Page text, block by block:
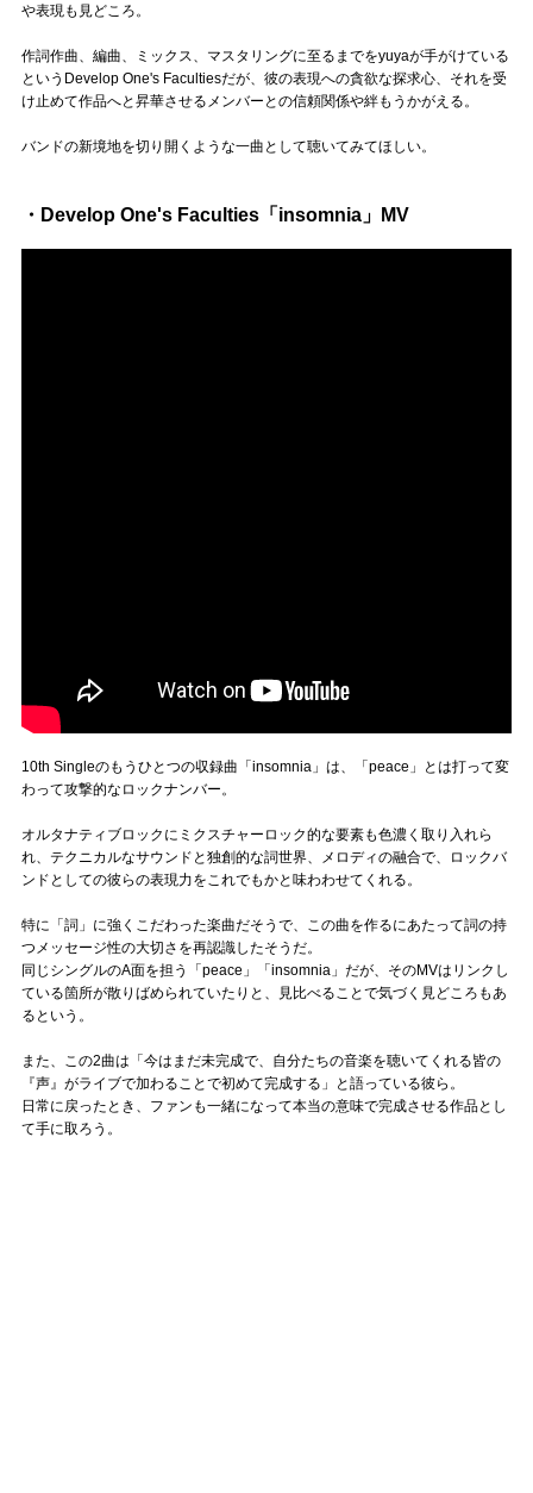
や表現も見どころ。
作詞作曲、編曲、ミックス、マスタリングに至るまでをyuyaが手がけている
というDevelop One's Facultiesだが、彼の表現への貪欲な探求心、それを受
け止めて作品へと昇華させるメンバーとの信頼関係や絆もうかがえる。
バンドの新境地を切り開くような一曲として聴いてみてほしい。
・Develop One's Faculties「insomnia」MV
10th Singleのもうひとつの収録曲「insomnia」は、「peace」とは打って変
わって攻撃的なロックナンバー。
オルタナティブロックにミクスチャーロック的な要素も色濃く取り入れら
れ、テクニカルなサウンドと独創的な詞世界、メロディの融合で、ロックバ
ンドとしての彼らの表現力をこれでもかと味わわせてくれる。
特に「詞」に強くこだわった楽曲だそうで、この曲を作るにあたって詞の持
つメッセージ性の大切さを再認識したそうだ。
同じシングルのA面を担う「peace」「insomnia」だが、そのMVはリンクし
ている箇所が散りばめられていたりと、見比べることで気づく見どころもあ
るという。
また、この2曲は「今はまだ未完成で、自分たちの音楽を聴いてくれる皆の
『声』がライブで加わることで初めて完成する」と語っている彼ら。
日常に戻ったとき、ファンも一緒になって本当の意味で完成させる作品とし
て手に取ろう。